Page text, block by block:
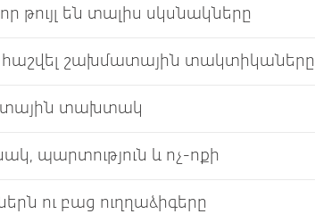
որ թույլ են տալիս սկսնակները
հաշվել շախմատային տակտիկաները
տախտակ
պարտություն և ոչ-ոքի
ու բաց ուղղաձիգերը